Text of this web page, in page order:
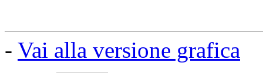
- Vai alla versione grafica